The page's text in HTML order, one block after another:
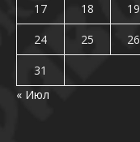
17
18 19
24
25 26
31
« Июл